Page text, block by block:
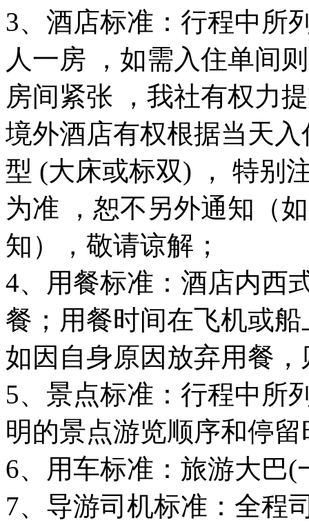
3、酒店标准：行程中所
人一房 ，如需入住单间
房间紧张 ，我社有权力
境外酒店有权根据当天
型 (大床或标双) ， 特别
为准 ，恕不另外通知（
知），敬请谅解；
4、用餐标准：酒店内西
餐；用餐时间在飞机或
如因自身原因放弃用餐
5、景点标准：行程中所
明的景点游览顺序和停
6、用车标准：旅游大巴(
7、导游司机标准：全程